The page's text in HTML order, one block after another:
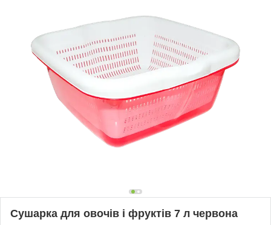
Сушарка для овочів і фруктів 7 л червона